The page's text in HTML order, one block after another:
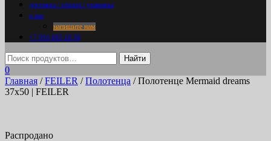
доставка / оплата / упаковка
о нас
напишите нам
+7 916 695 18 36
0
Главная /FEILER /Полотенца / Полотенце Mermaid dreams
37х50 | FEILER
Распродано